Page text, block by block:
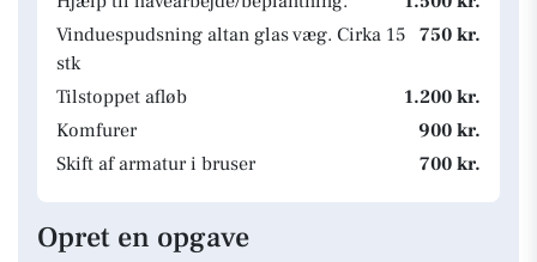
Vinduespudsning altan glas væg. Cirka 15
stk
750 kr.
Tilstoppet afløb
1.200 kr.
Komfurer
900 kr.
Skift af armatur i bruser
700 kr.
Opret en opgave